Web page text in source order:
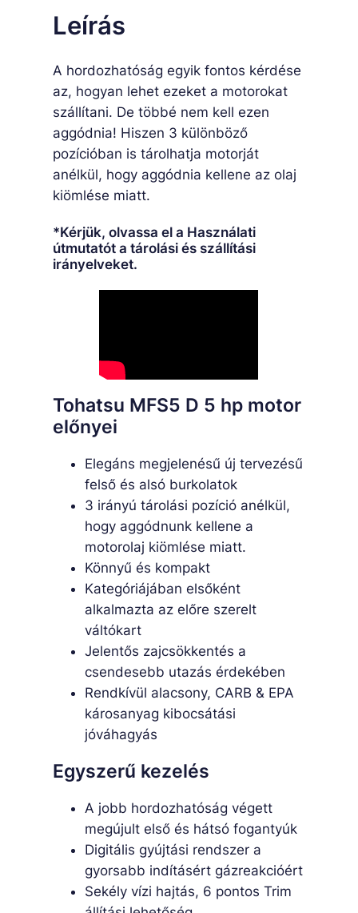
é
Leírás
A hordozhatóság egyik fontos kérdése
az, hogyan lehet ezeket a motorokat
szállítani. De többé nem kell ezen
aggódnia! Hiszen 3 különböző
pozícióban is tárolhatja motorját
anélkül, hogy aggódnia kellene az olaj
kiömlése miatt.
*Kérjük, olvassa el a Használati
útmutatót a tárolási és szállítási
irányelveket.
Tohatsu MFS5 D 5 hp motor
előnyei
Elegáns megjelenésű új tervezésű
felső és alsó burkolatok
3 irányú tárolási pozíció anélkül,
hogy aggódnunk kellene a
motorolaj kiömlése miatt.
Könnyű és kompakt
Kategóriájában elsőként
alkalmazta az előre szerelt
váltókart
Jelentős zajcsökkentés a
csendesebb utazás érdekében
Rendkívül alacsony, CARB & EPA
károsanyag kibocsátási
jóváhagyás
Egyszerű kezelés
A jobb hordozhatóság végett
megújult első és hátsó fogantyúk
Digitális gyújtási rendszer a
gyorsabb indításért gázreakcióért
Sekély vízi hajtás, 6 pontos Trim